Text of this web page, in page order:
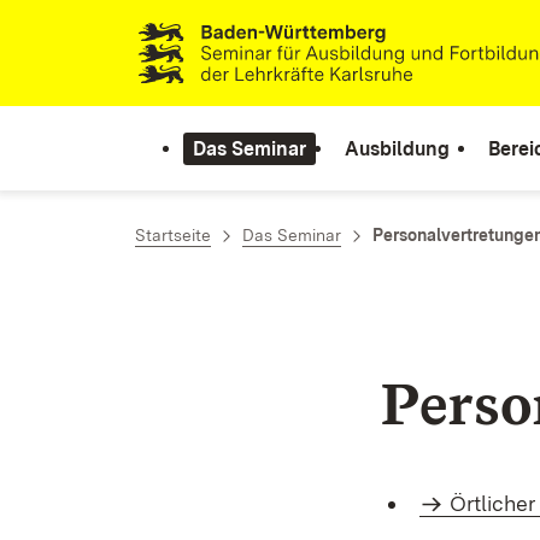
Zum Inhalt springen
Link zur Startseite
Das Seminar Ausbildung
Startseite Das Seminar
Örtlicher